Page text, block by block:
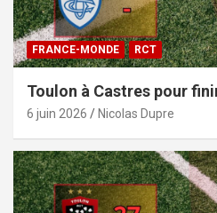
FRANCE-MONDE RCT
Toulon à Castres pour
6 juin 2026 Nicolas Dupre